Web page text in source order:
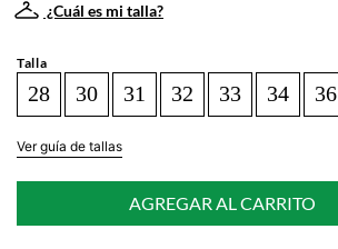
¿Cuál es mi talla?
Talla
28 30 31 32 33 34 36
Ver guía de tallas
AGREGAR AL CARRITO